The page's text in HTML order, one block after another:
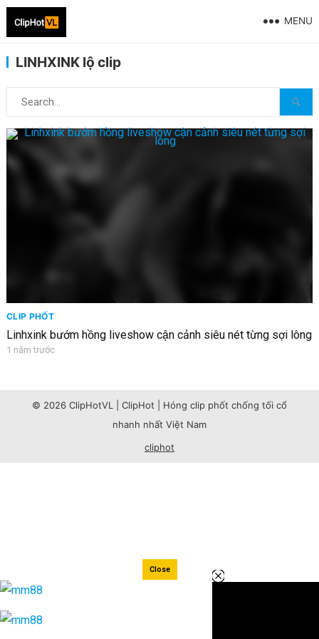
MENU
LINHXINK lộ clip
CLIP PHỐT
Linhxink bướm hồng liveshow cận cảnh siêu nét từng sợi lông
1 năm trước
© 2026 ClipHotVL | ClipHot | Hóng clip phốt chống tối cổ
nhanh nhất Việt Nam
cliphot
Close